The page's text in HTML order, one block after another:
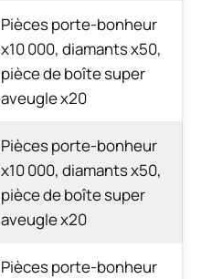
Pièces porte-bonheur
x10 000, diamants x50,
pièce de boîte super
aveugle x20
Pièces porte-bonheur
x10 000, diamants x50,
pièce de boîte super
aveugle x20
Pièces porte-bonheur